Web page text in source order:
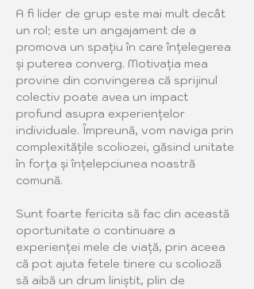
A fi lider de grup este mai mult decât
un rol; este un angajament de a
promova un spațiu în care înțelegerea
și puterea converg. Motivația mea
provine din convingerea că sprijinul
colectiv poate avea un impact
profund asupra experiențelor
individuale. Împreună, vom naviga prin
complexitățile scoliozei, găsind unitate
în forța și înțelepciunea noastră
comună.
Sunt foarte fericita să fac din această
oportunitate o continuare a
experienței mele de viață, prin aceea
că pot ajuta fetele tinere cu scolioză
să aibă un drum liniștit, plin de